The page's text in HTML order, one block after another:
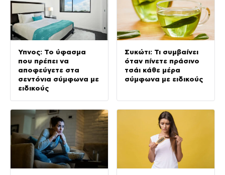
Ύπνος: Το ύφασμα
που πρέπει να
αποφεύγετε στα
σεντόνια σύμφωνα με
ειδικούς
Συκώτι: Τι συμβαίνει
όταν πίνετε πράσινο
τσάι κάθε μέρα
σύμφωνα με ειδικούς